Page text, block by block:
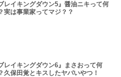
レイキングダウン5』醤油ニキって何
実は事業家ってマジ？？
レイキングダウン6』まさおって何
久保田覚とキスしたヤバいやつ！